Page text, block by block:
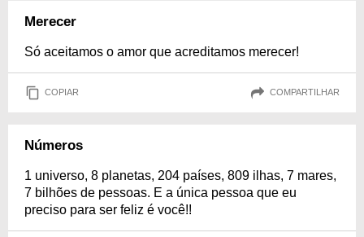
Merecer
Só aceitamos o amor que acreditamos merecer!
COPIAR COMPARTILHAR
Números
1 universo, 8 planetas, 204 países, 809 ilhas, 7 mares,
7 bilhões de pessoas. E a única pessoa que eu
preciso para ser feliz é você!!